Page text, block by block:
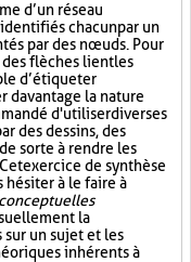
d’un réseau
chacun par un
par des nœuds. Pour
flèches lient les
d’étiqueter
davantage la nature
d'utiliser diverses
des dessins, des
sorte à rendre les
exercice de synthèse
hésiter à le faire à
la
sur un sujet et les
inhérents à